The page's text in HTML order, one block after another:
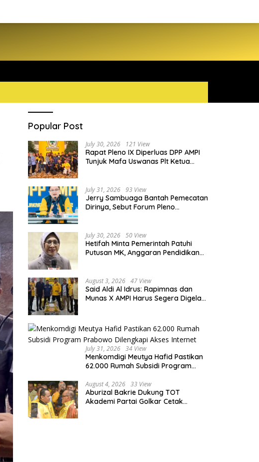
Popular Post
July 30, 2026 121 View
Rapat Pleno IX Diperluas DPP AMPI
Tunjuk Mafa Uswanas Plt Ketua
July 31, 2026 93 View
Jerry Sambuaga Bantah Pemecatan
Dirinya, Sebut Forum Pleno
July 30, 2026 50 View
Hetifah Minta Pemerintah Patuhi
Putusan MK, Anggaran Pendidikan
August 3, 2026 47 View
Said Aldi Al Idrus: Rapimnas dan
Munas X AMPI Harus Segera Digelar
July 31, 2026 34 View
Menkomdigi Meutya Hafid Pastikan
62.000 Rumah Subsidi Program
August 4, 2026 33 View
Aburizal Bakrie Dukung TOT
Akademi Partai Golkar Cetak